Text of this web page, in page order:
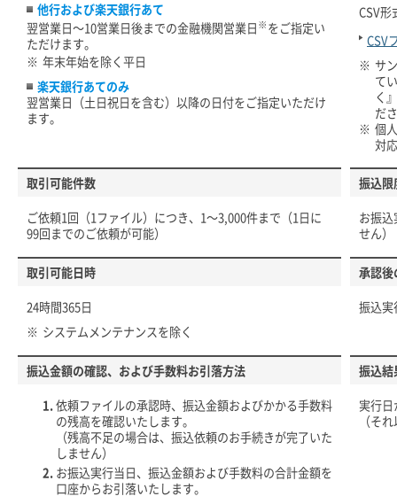
他行および楽天銀行あて
翌営業日～10営業日後までの金融機関営業日 ※ をご指定い
ただけます。
※ 年末年始を除く平日
楽天銀行あてのみ
翌営業日（土日祝日を含む）以降の日付をご指定いただけ
ます。
CSV形
CSV
※ サ
て
く
だ
※ 個
対
取引可能件数
ご依頼1回（1ファイル）につき、1～3,000件まで（1日に
99回までのご依頼が可能）
振込限
お振
せん）
取引可能日時
24時間365日
※ システムメンテナンスを除く
承認後
振込実
振込金額の確認、および手数料お引落方法
依頼ファイルの承認時、振込金額およびかかる手数料
の残高を確認いたします。
（残高不足の場合は、振込依頼のお手続きが完了いた
しません）
お振込実行当日、振込金額および手数料の合計金額を
口座からお引落いたします。
振込結
実行日
（そ